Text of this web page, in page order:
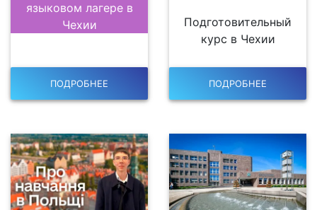
языковом лагере в
Чехии
ПОДРОБНЕЕ
Подготовительный
курс в Чехии
ПОДРОБНЕЕ